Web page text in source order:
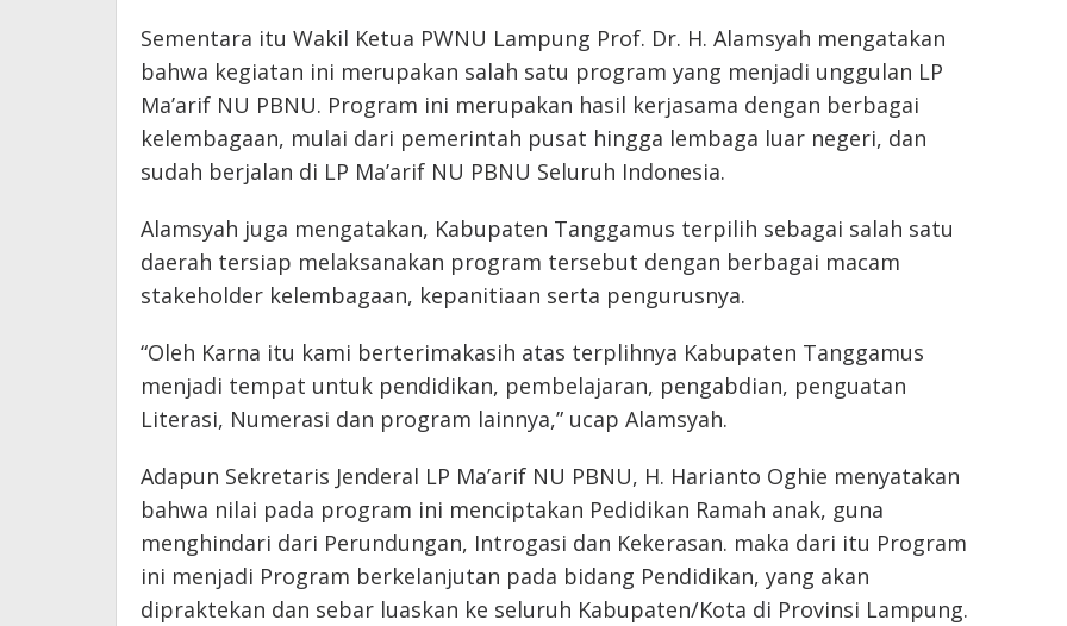
Sementara itu Wakil Ketua PWNU Lampung Prof. Dr. H. Alamsyah mengatakan
bahwa kegiatan ini merupakan salah satu program yang menjadi unggulan LP
Ma’arif NU PBNU. Program ini merupakan hasil kerjasama dengan berbagai
kelembagaan, mulai dari pemerintah pusat hingga lembaga luar negeri, dan
sudah berjalan di LP Ma’arif NU PBNU Seluruh Indonesia.
Alamsyah juga mengatakan, Kabupaten Tanggamus terpilih sebagai salah satu
daerah tersiap melaksanakan program tersebut dengan berbagai macam
stakeholder kelembagaan, kepanitiaan serta pengurusnya.
“Oleh Karna itu kami berterimakasih atas terplihnya Kabupaten Tanggamus
menjadi tempat untuk pendidikan, pembelajaran, pengabdian, penguatan
Literasi, Numerasi dan program lainnya,” ucap Alamsyah.
Adapun Sekretaris Jenderal LP Ma’arif NU PBNU, H. Harianto Oghie menyatakan
bahwa nilai pada program ini menciptakan Pedidikan Ramah anak, guna
menghindari dari Perundungan, Introgasi dan Kekerasan. maka dari itu Program
ini menjadi Program berkelanjutan pada bidang Pendidikan, yang akan
dipraktekan dan sebar luaskan ke seluruh Kabupaten/Kota di Provinsi Lampung.